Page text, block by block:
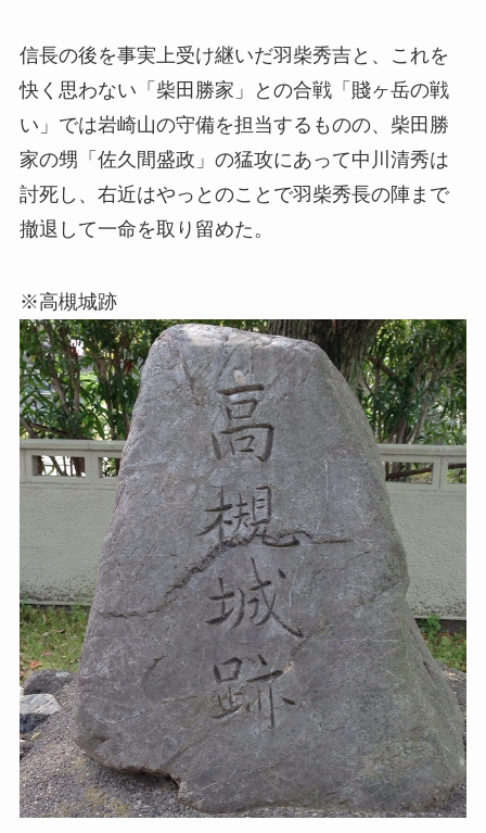
信長の後を事実上受け継いだ羽柴秀吉と、これを
快く思わない「柴田勝家」との合戦「賤ヶ岳の戦
い」では岩崎山の守備を担当するものの、柴田勝
家の甥「佐久間盛政」の猛攻にあって中川清秀は
討死し、右近はやっとのことで羽柴秀長の陣まで
撤退して一命を取り留めた。
※高槻城跡